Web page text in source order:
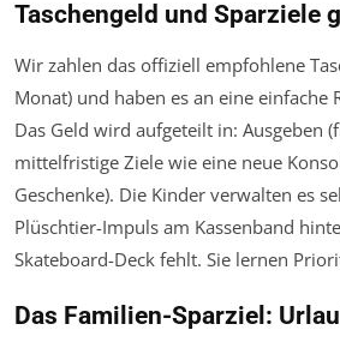
Taschengeld und Sparziele
Wir zahlen das offiziell empfohlene
Monat) und haben es an eine einfache
Das Geld wird aufgeteilt in: Ausgeben
mittelfristige Ziele wie eine neue
Geschenke). Die Kinder verwalten es
Plüschtier-Impuls am Kassenband
Skateboard-Deck fehlt. Sie lernen
Das Familien-Sparziel: